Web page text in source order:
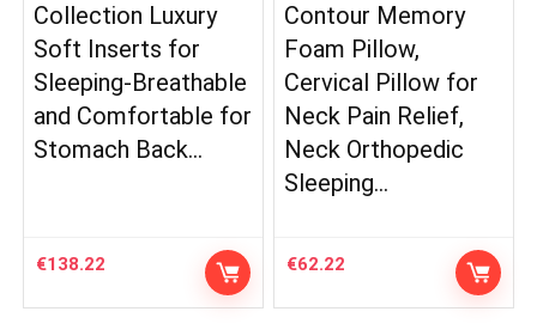
Collection Luxury
Soft Inserts for
Sleeping-Breathable
and Comfortable for
Stomach Back…
€138.22
Contour Memory
Foam Pillow,
Cervical Pillow for
Neck Pain Relief,
Neck Orthopedic
Sleeping…
€62.22